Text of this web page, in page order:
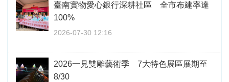
臺南實物愛心銀行深耕社區 全市布建率達
100%
2026-07-30 12:16
2026一見雙雕藝術季 7大特色展區展期至
8/30